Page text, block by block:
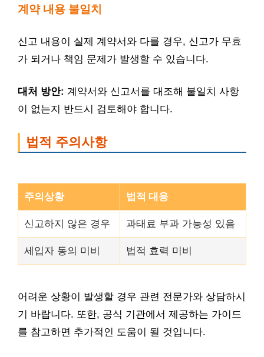
계약 내용 불일치
신고 내용이 실제 계약서와 다를 경우, 신고가 무효
가 되거나 책임 문제가 발생할 수 있습니다.
대처 방안: 계약서와 신고서를 대조해 불일치 사항
이 없는지 반드시 검토해야 합니다.
법적 주의사항
주의상황 법적 대응
신고하지 않은 경우 과태료 부과 가능성 있음
세입자 동의 미비 법적 효력 미비
어려운 상황이 발생할 경우 관련 전문가와 상담하시
기 바랍니다. 또한, 공식 기관에서 제공하는 가이드
를 참고하면 추가적인 도움이 될 것입니다.